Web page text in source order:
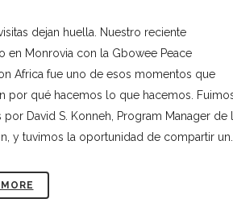
dejan huella. Nuestro reciente
en Monrovia con la Gbowee Peace
Africa fue uno de esos momentos que
por qué hacemos lo que hacemos.
por David S. Konneh, Program Manager de
y tuvimos la oportunidad de compartir